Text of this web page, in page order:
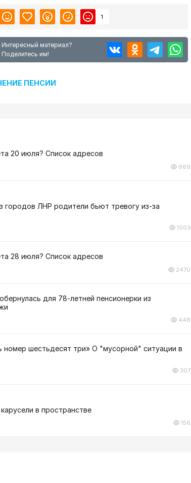
1
Интересный материал?
Поделитесь им!
ПЕНСИИ
20 июля? Список адресов
669
городов ЛНР родители бьют тревогу из-за
1003
28 июля? Список адресов
2470
для 78-летней пенсионерки из
448
номер шестьдесят три» О "мусорной" ситуации в
307
в пространстве
156